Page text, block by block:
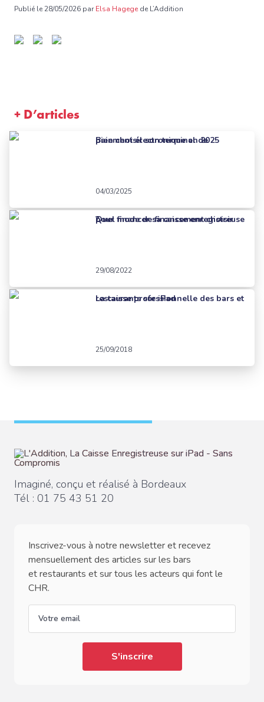
Publié le 28/05/2026 parElsa Hagege de L’Addition
+ D’articles
Bien choisir son terminal de paiement électronique en 2025
04/03/2025
Quel mode de financement choisir pour financer sa caisse enregistreuse ?
29/08/2022
La caisse professionnelle des bars et restaurants sur iPad
25/09/2018
Imaginé, conçu et réalisé à Bordeaux
Tél : 01 75 43 51 20
Inscrivez-vous à notre newsletter et recevez
mensuellement des articles sur les bars
et restaurants et sur tous les acteurs qui font le
CHR.